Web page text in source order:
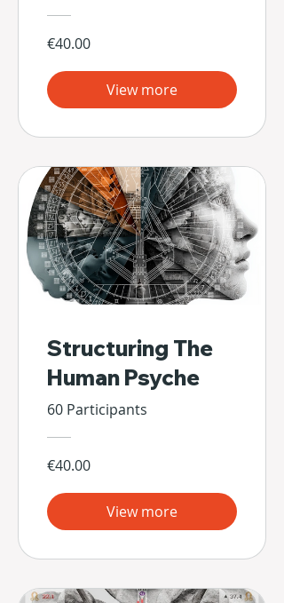
€40.00
View more
Structuring The
Human Psyche
60 Participants
€40.00
View more